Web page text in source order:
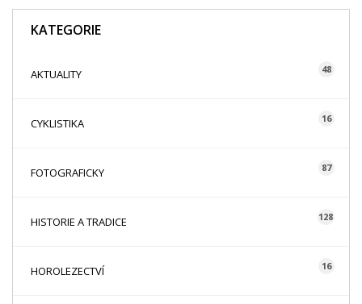
KATEGORIE
AKTUALITY 48
CYKLISTIKA 16
FOTOGRAFICKY 87
HISTORIE A TRADICE 128
HOROLEZECTVÍ 16